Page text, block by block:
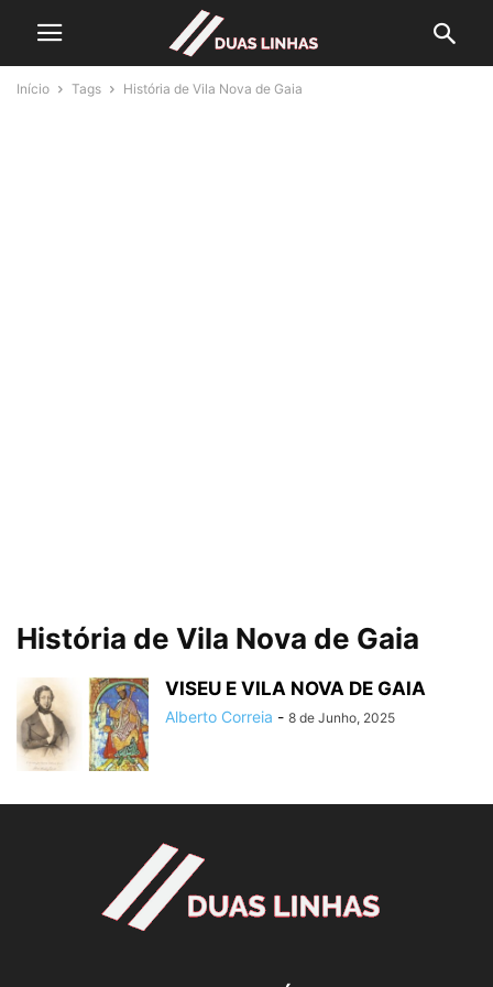
Início Tags História de Vila Nova de Gaia
História de Vila Nova de Gaia
VISEU E VILA NOVA DE GAIA
Alberto Correia - 8 de Junho, 2025